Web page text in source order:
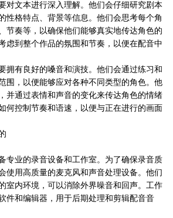
对文本进行深入理解。他们会仔细研究剧本
性格特点、背景等信息。他们会思考每个角
节奏等，以确保他们能够真实地传达角色的
虑到整个作品的氛围和节奏，以便在配音中
拥有良好的嗓音和演技。他们会通过练习和
围，以便能够应对各种不同类型的角色。他
并通过表情和声音的变化来传达角色的情绪
何控制节奏和语速，以便与正在进行的画面
专业的录音设备和工作室。为了确保录音质
使用高质量的麦克风和声音处理设备。他们
室内环境，可以消除外界噪音和回声。工作
件和编辑器，用于后期处理和剪辑配音音